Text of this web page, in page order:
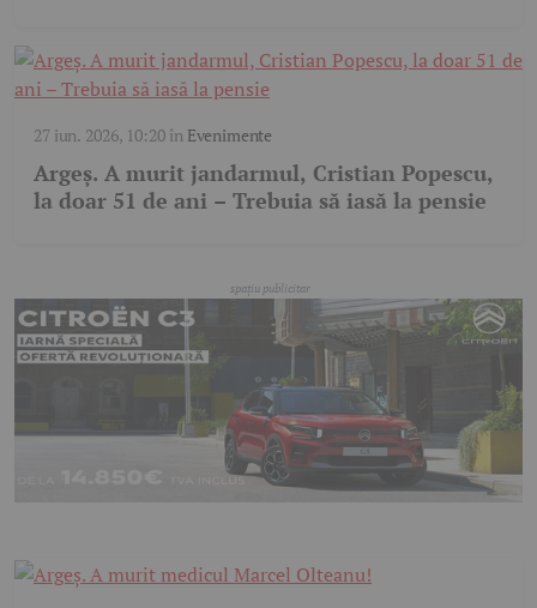
27 iun. 2026, 10:20în Evenimente
Argeș. A murit jandarmul, Cristian Popescu,
la doar 51 de ani – Trebuia să iasă la pensie